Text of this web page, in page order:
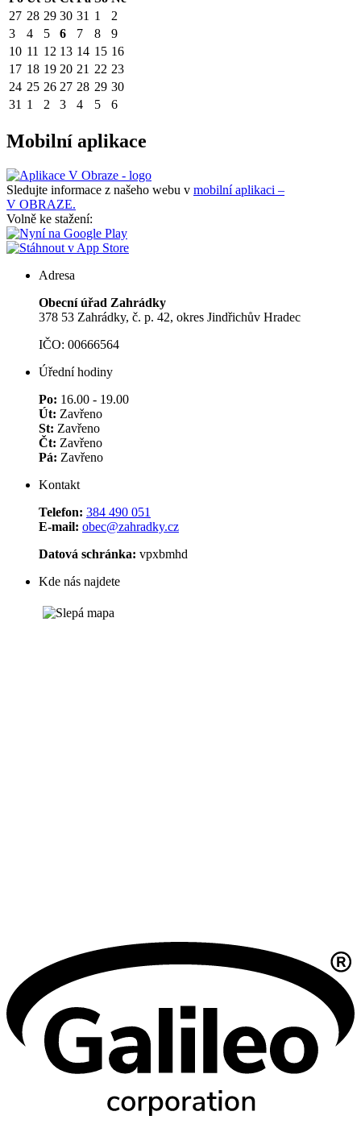
27 28 29 30 31 1
2
3
4 5 6 7 8
9
10 11 12 13 14 15 16
17 18 19 20 21 22 23
24 25 26 27 28 29 30
31 1 2 3 4 5 6
Mobilní aplikace
Sledujte informace z našeho webu v mobilní aplikaci –
V OBRAZE.
Volně ke stažení:
Adresa
Obecní úřad Zahrádky
378 53 Zahrádky, č. p. 42, okres Jindřichův Hradec
IČO: 00666564
Úřední hodiny
Po: 16.00 - 19.00
Út: Zavřeno
St: Zavřeno
Čt: Zavřeno
Pá: Zavřeno
Kontakt
Telefon: 384 490 051
E-mail: obec@zahradky.cz
Datová schránka: vpxbmhd
Kde nás najdete